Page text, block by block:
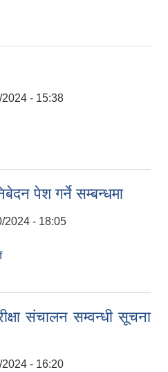
- 15:38
पेश गर्ने सम्बन्धमा
2024 - 18:05
संचालन सम्वन्धी सूचना
- 16:20